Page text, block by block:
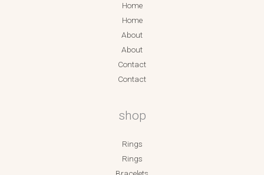
Home
Home
About
About
Contact
Contact
shop
Rings
Rings